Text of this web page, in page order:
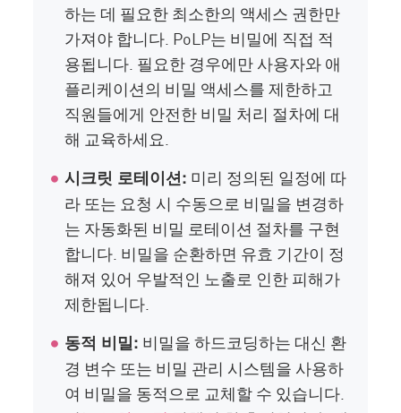
하는 데 필요한 최소한의 액세스 권한만
가져야 합니다. PoLP는 비밀에 직접 적
용됩니다. 필요한 경우에만 사용자와 애
플리케이션의 비밀 액세스를 제한하고
직원들에게 안전한 비밀 처리 절차에 대
해 교육하세요.
시크릿 로테이션: 미리 정의된 일정에 따
라 또는 요청 시 수동으로 비밀을 변경하
는 자동화된 비밀 로테이션 절차를 구현
합니다. 비밀을 순환하면 유효 기간이 정
해져 있어 우발적인 노출로 인한 피해가
제한됩니다.
동적 비밀: 비밀을 하드코딩하는 대신 환
경 변수 또는 비밀 관리 시스템을 사용하
여 비밀을 동적으로 교체할 수 있습니다.